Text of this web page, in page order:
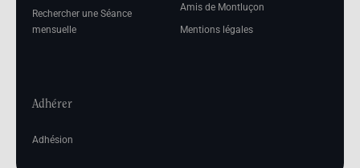
Rechercher une Séance
mensuelle
Amis de Montluçon
Mentions légales
Adhérer
Adhésion